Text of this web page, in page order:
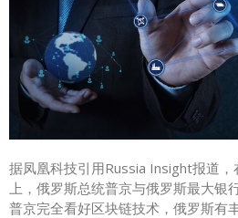
据凤凰科技引用Russia Insight报道
上，俄罗斯总统普京与俄罗斯最大银
普京完全看好区块链技术，俄罗斯有